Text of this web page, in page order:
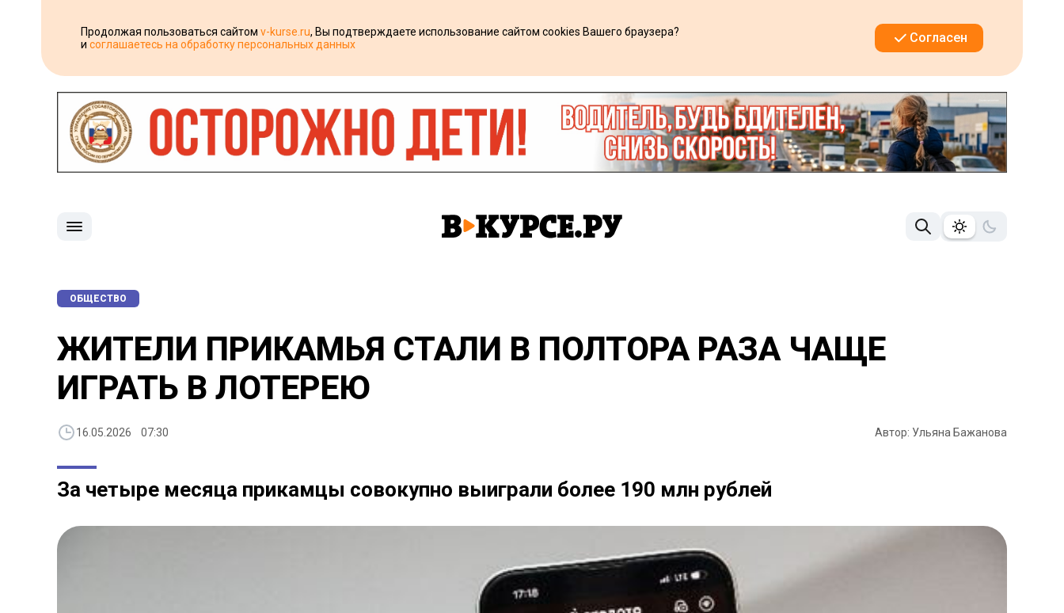
Продолжая пользоваться сайтом v-kurse.ru, Вы подтверждаете использование сайтом cookies Вашего браузера?
и соглашаетесь на обработку персональных данных Согласен
ОБЩЕСТВО
ЖИТЕЛИ ПРИКАМЬЯ СТАЛИ В ПОЛТОРА РАЗА ЧАЩЕ
ИГРАТЬ В ЛОТЕРЕЮ
16.05.2026 07:30 Автор: Ульяна Бажанова
За четыре месяца прикамцы совокупно выиграли более 190 млн рублей